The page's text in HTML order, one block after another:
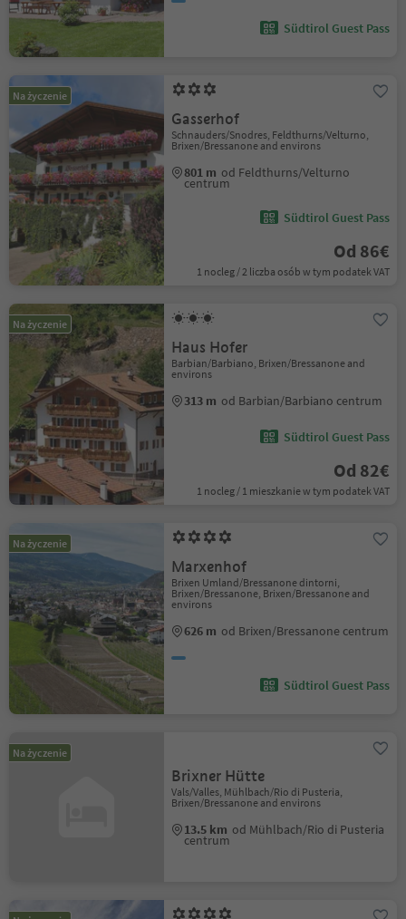
Südtirol Guest Pass
Na życzenie
Gasserhof
Schnauders/Snodres, Feldthurns/Velturno,
Brixen/Bressanone and environs
801 m od Feldthurns/Velturno
centrum
Südtirol Guest Pass
Od 86€
1 nocleg / 2 liczba osób w tym podatek VAT
Na życzenie
Haus Hofer
Barbian/Barbiano, Brixen/Bressanone and
environs
313 m od Barbian/Barbiano centrum
Südtirol Guest Pass
Od 82€
1 nocleg / 1 mieszkanie w tym podatek VAT
Na życzenie
Marxenhof
Brixen Umland/Bressanone dintorni,
Brixen/Bressanone, Brixen/Bressanone and
environs
626 m od Brixen/Bressanone centrum
Südtirol Guest Pass
Na życzenie
Brixner Hütte
Vals/Valles, Mühlbach/Rio di Pusteria,
Brixen/Bressanone and environs
13.5 km od Mühlbach/Rio di Pusteria
centrum